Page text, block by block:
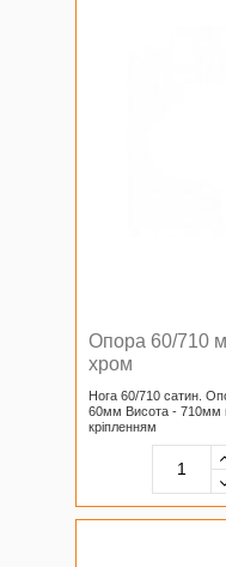
Опора 60/710
хром
Нога 60/710 сатин.
60мм Висота - 710мм
кріпленням